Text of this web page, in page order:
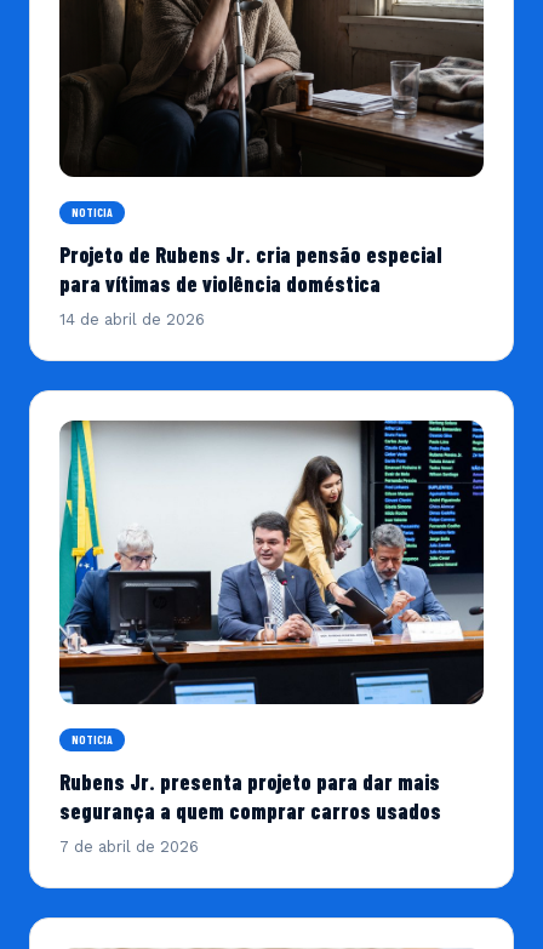
NOTICIA
Projeto de Rubens Jr. cria pensão especial
para vítimas de violência doméstica
14 de abril de 2026
NOTICIA
Rubens Jr. presenta projeto para dar mais
segurança a quem comprar carros usados
7 de abril de 2026